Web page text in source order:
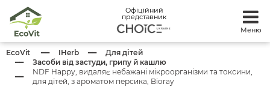
Офіційний
представник
Меню
EcoVit IHerb
Для дітей
Засоби від застуди, грипу й кашлю
NDF Happy, видаляє небажані мікроорганізми та токсини,
для дітей, з ароматом персика, Bioray